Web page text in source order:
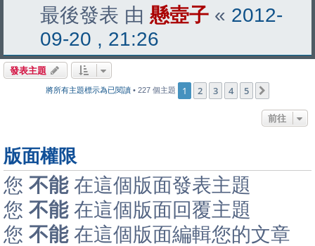
最後發表 由 懸壺子 « 2012-
09-20 , 21:26
發表主題
將所有主題標示為已閱讀 • 227 個主題 1 2 3 4 5
前往
版面權限
您 不能在這個版面發表主題
您 不能在這個版面回覆主題
您 不能在這個版面編輯您的文章